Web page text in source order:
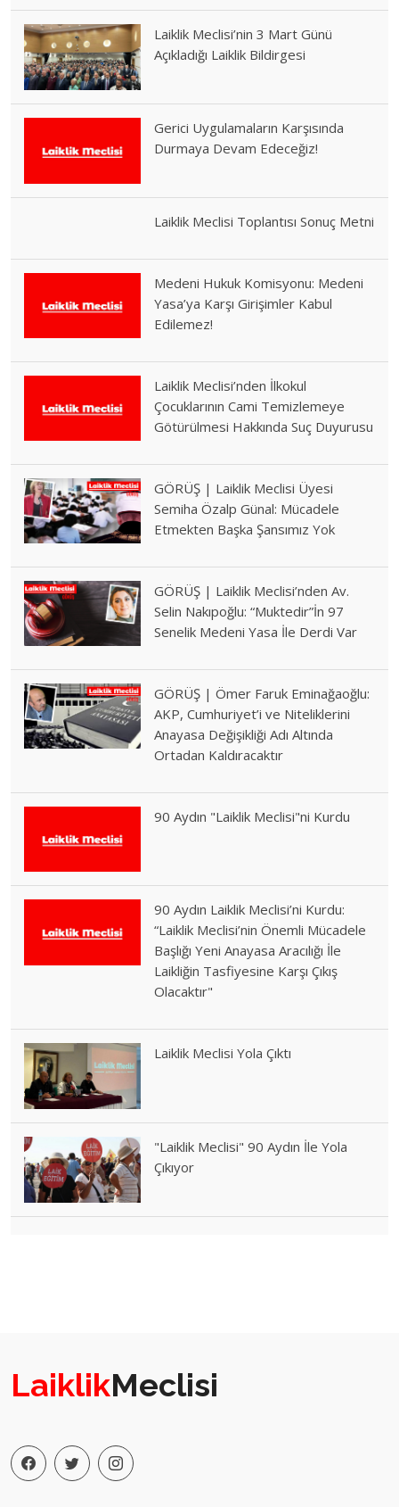
Laiklik Meclisi’nin 3 Mart Günü
Açıkladığı Laiklik Bildirgesi
Gerici Uygulamaların Karşısında
Durmaya Devam Edeceğiz!
Laiklik Meclisi Toplantısı Sonuç Metni
Medeni Hukuk Komisyonu: Medeni
Yasa’ya Karşı Girişimler Kabul
Edilemez!
Laiklik Meclisi’nden İlkokul
Çocuklarının Cami Temizlemeye
Götürülmesi Hakkında Suç Duyurusu
GÖRÜŞ | Laiklik Meclisi Üyesi
Semiha Özalp Günal: Mücadele
Etmekten Başka Şansımız Yok
GÖRÜŞ | Laiklik Meclisi’nden Av.
Selin Nakıpoğlu: “Muktedir”İn 97
Senelik Medeni Yasa İle Derdi Var
GÖRÜŞ | Ömer Faruk Eminağaoğlu:
AKP, Cumhuriyet’i ve Niteliklerini
Anayasa Değişikliği Adı Altında
Ortadan Kaldıracaktır
90 Aydın "Laiklik Meclisi"ni Kurdu
90 Aydın Laiklik Meclisi’ni Kurdu:
“Laiklik Meclisi’nin Önemli Mücadele
Başlığı Yeni Anayasa Aracılığı İle
Laikliğin Tasfiyesine Karşı Çıkış
Olacaktır"
Laiklik Meclisi Yola Çıktı
"Laiklik Meclisi" 90 Aydın İle Yola
Çıkıyor
LaiklikMeclisi